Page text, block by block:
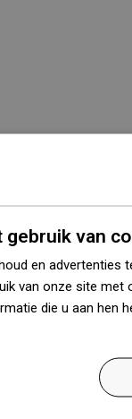
gebruik van
en advertenties
van onze site met
die u aan hen